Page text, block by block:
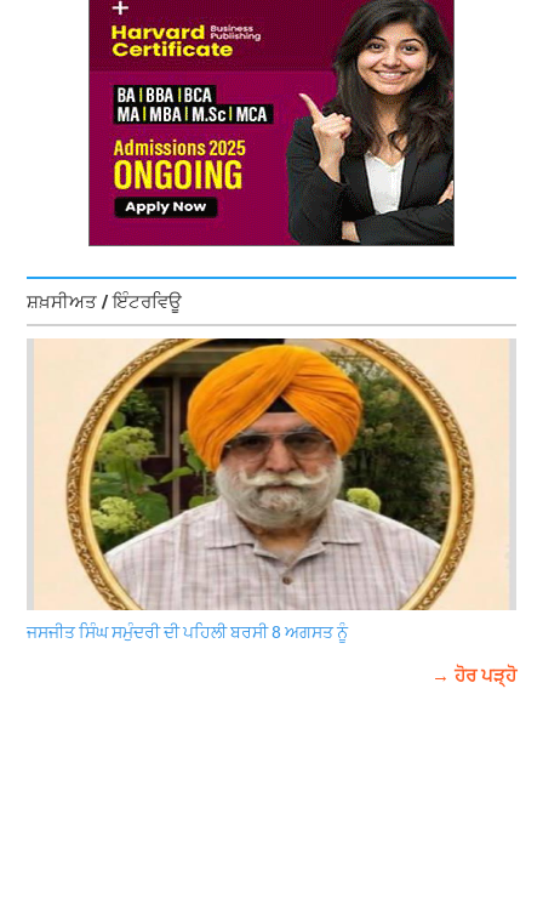
ਸ਼ਖ਼ਸੀਅਤ / ਇੰਟਰਵਿਊ
ਜਸਜੀਤ ਸਿੰਘ ਸਮੁੰਦਰੀ ਦੀ ਪਹਿਲੀ ਬਰਸੀ 8 ਅਗਸਤ ਨੂੰ
→ ਹੋਰ ਪੜ੍ਹੋ